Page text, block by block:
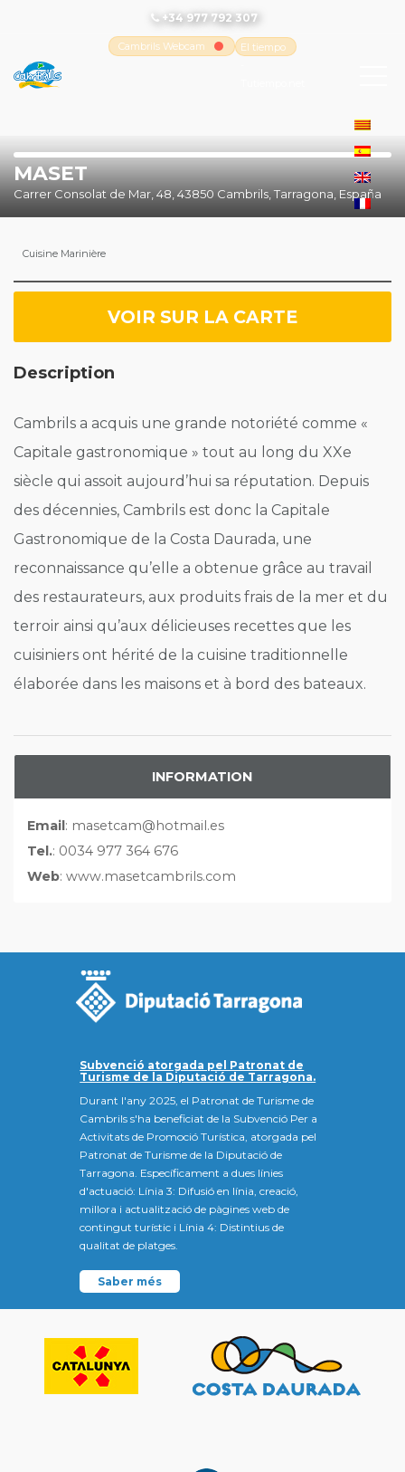
+34 977 792 307
Cambrils Webcam
El tiempo
MASET
Carrer Consolat de Mar, 48, 43850 Cambrils, Tarragona, España
Cuisine Marinière
VOIR SUR LA CARTE
Description
Cambrils a acquis une grande notoriété comme «
Capitale gastronomique » tout au long du XXe
siècle qui assoit aujourd’hui sa réputation. Depuis
des décennies, Cambrils est donc la Capitale
Gastronomique de la Costa Daurada, une
reconnaissance qu’elle a obtenue grâce au travail
des restaurateurs, aux produits frais de la mer et du
terroir ainsi qu’aux délicieuses recettes que les
cuisiniers ont hérité de la cuisine traditionnelle
élaborée dans les maisons et à bord des bateaux.
INFORMATION
Email: masetcam@hotmail.es
Tel.: 0034 977 364 676
Web: www.masetcambrils.com
Subvenció atorgada pel Patronat de
Turisme de la Diputació de Tarragona.
Durant l'any 2025, el Patronat de Turisme de
Cambrils s'ha beneficiat de la Subvenció Per a
Activitats de Promoció Turística, atorgada pel
Patronat de Turisme de la Diputació de
Tarragona. Específicament a dues línies
d'actuació: Línia 3: Difusió en línia, creació,
millora i actualització de pàgines web de
contingut turístic i Línia 4: Distintius de
qualitat de platges.
Saber més